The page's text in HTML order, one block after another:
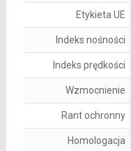
Etykieta UE
Indeks nośności
Indeks prędkości
Wzmocnienie
Rant ochronny
Homologacja